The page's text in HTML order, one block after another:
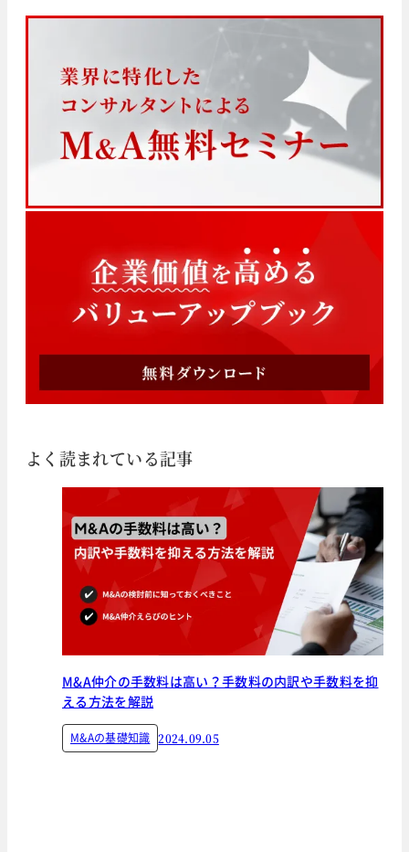
よく読まれている記事
M&A仲介の手数料は高い？手数料の内訳や手数料を抑
える方法を解説
M&Aの基礎知識 2024.09.05